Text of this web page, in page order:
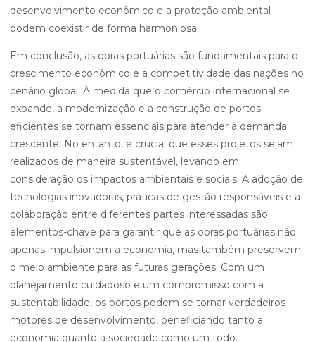
desenvolvimento econômico e a proteção ambiental
podem coexistir de forma harmoniosa.
Em conclusão, as obras portuárias são fundamentais para o
crescimento econômico e a competitividade das nações no
cenário global. À medida que o comércio internacional se
expande, a modernização e a construção de portos
eficientes se tornam essenciais para atender à demanda
crescente. No entanto, é crucial que esses projetos sejam
realizados de maneira sustentável, levando em
consideração os impactos ambientais e sociais. A adoção de
tecnologias inovadoras, práticas de gestão responsáveis e a
colaboração entre diferentes partes interessadas são
elementos-chave para garantir que as obras portuárias não
apenas impulsionem a economia, mas também preservem
o meio ambiente para as futuras gerações. Com um
planejamento cuidadoso e um compromisso com a
sustentabilidade, os portos podem se tornar verdadeiros
motores de desenvolvimento, beneficiando tanto a
economia quanto a sociedade como um todo.